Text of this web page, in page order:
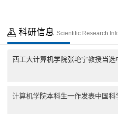
科研信息 Scientific Research
西工大计算机学院张艳宁教授当选
计算机学院本科生一作发表中国科